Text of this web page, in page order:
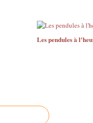
Les pendules à